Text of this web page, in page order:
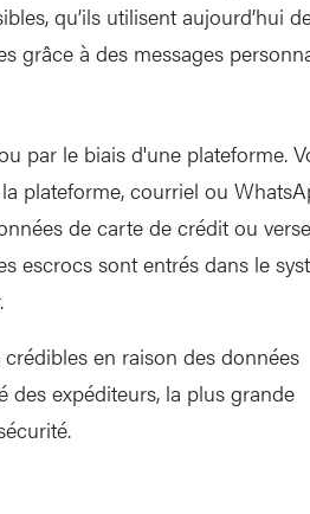
qu’ils utilisent aujourd’hui
grâce à des messages
par le biais d'une plateforme.
plateforme, courriel ou
de carte de crédit ou
escrocs sont entrés dans le
en raison des données
des expéditeurs, la plus grande